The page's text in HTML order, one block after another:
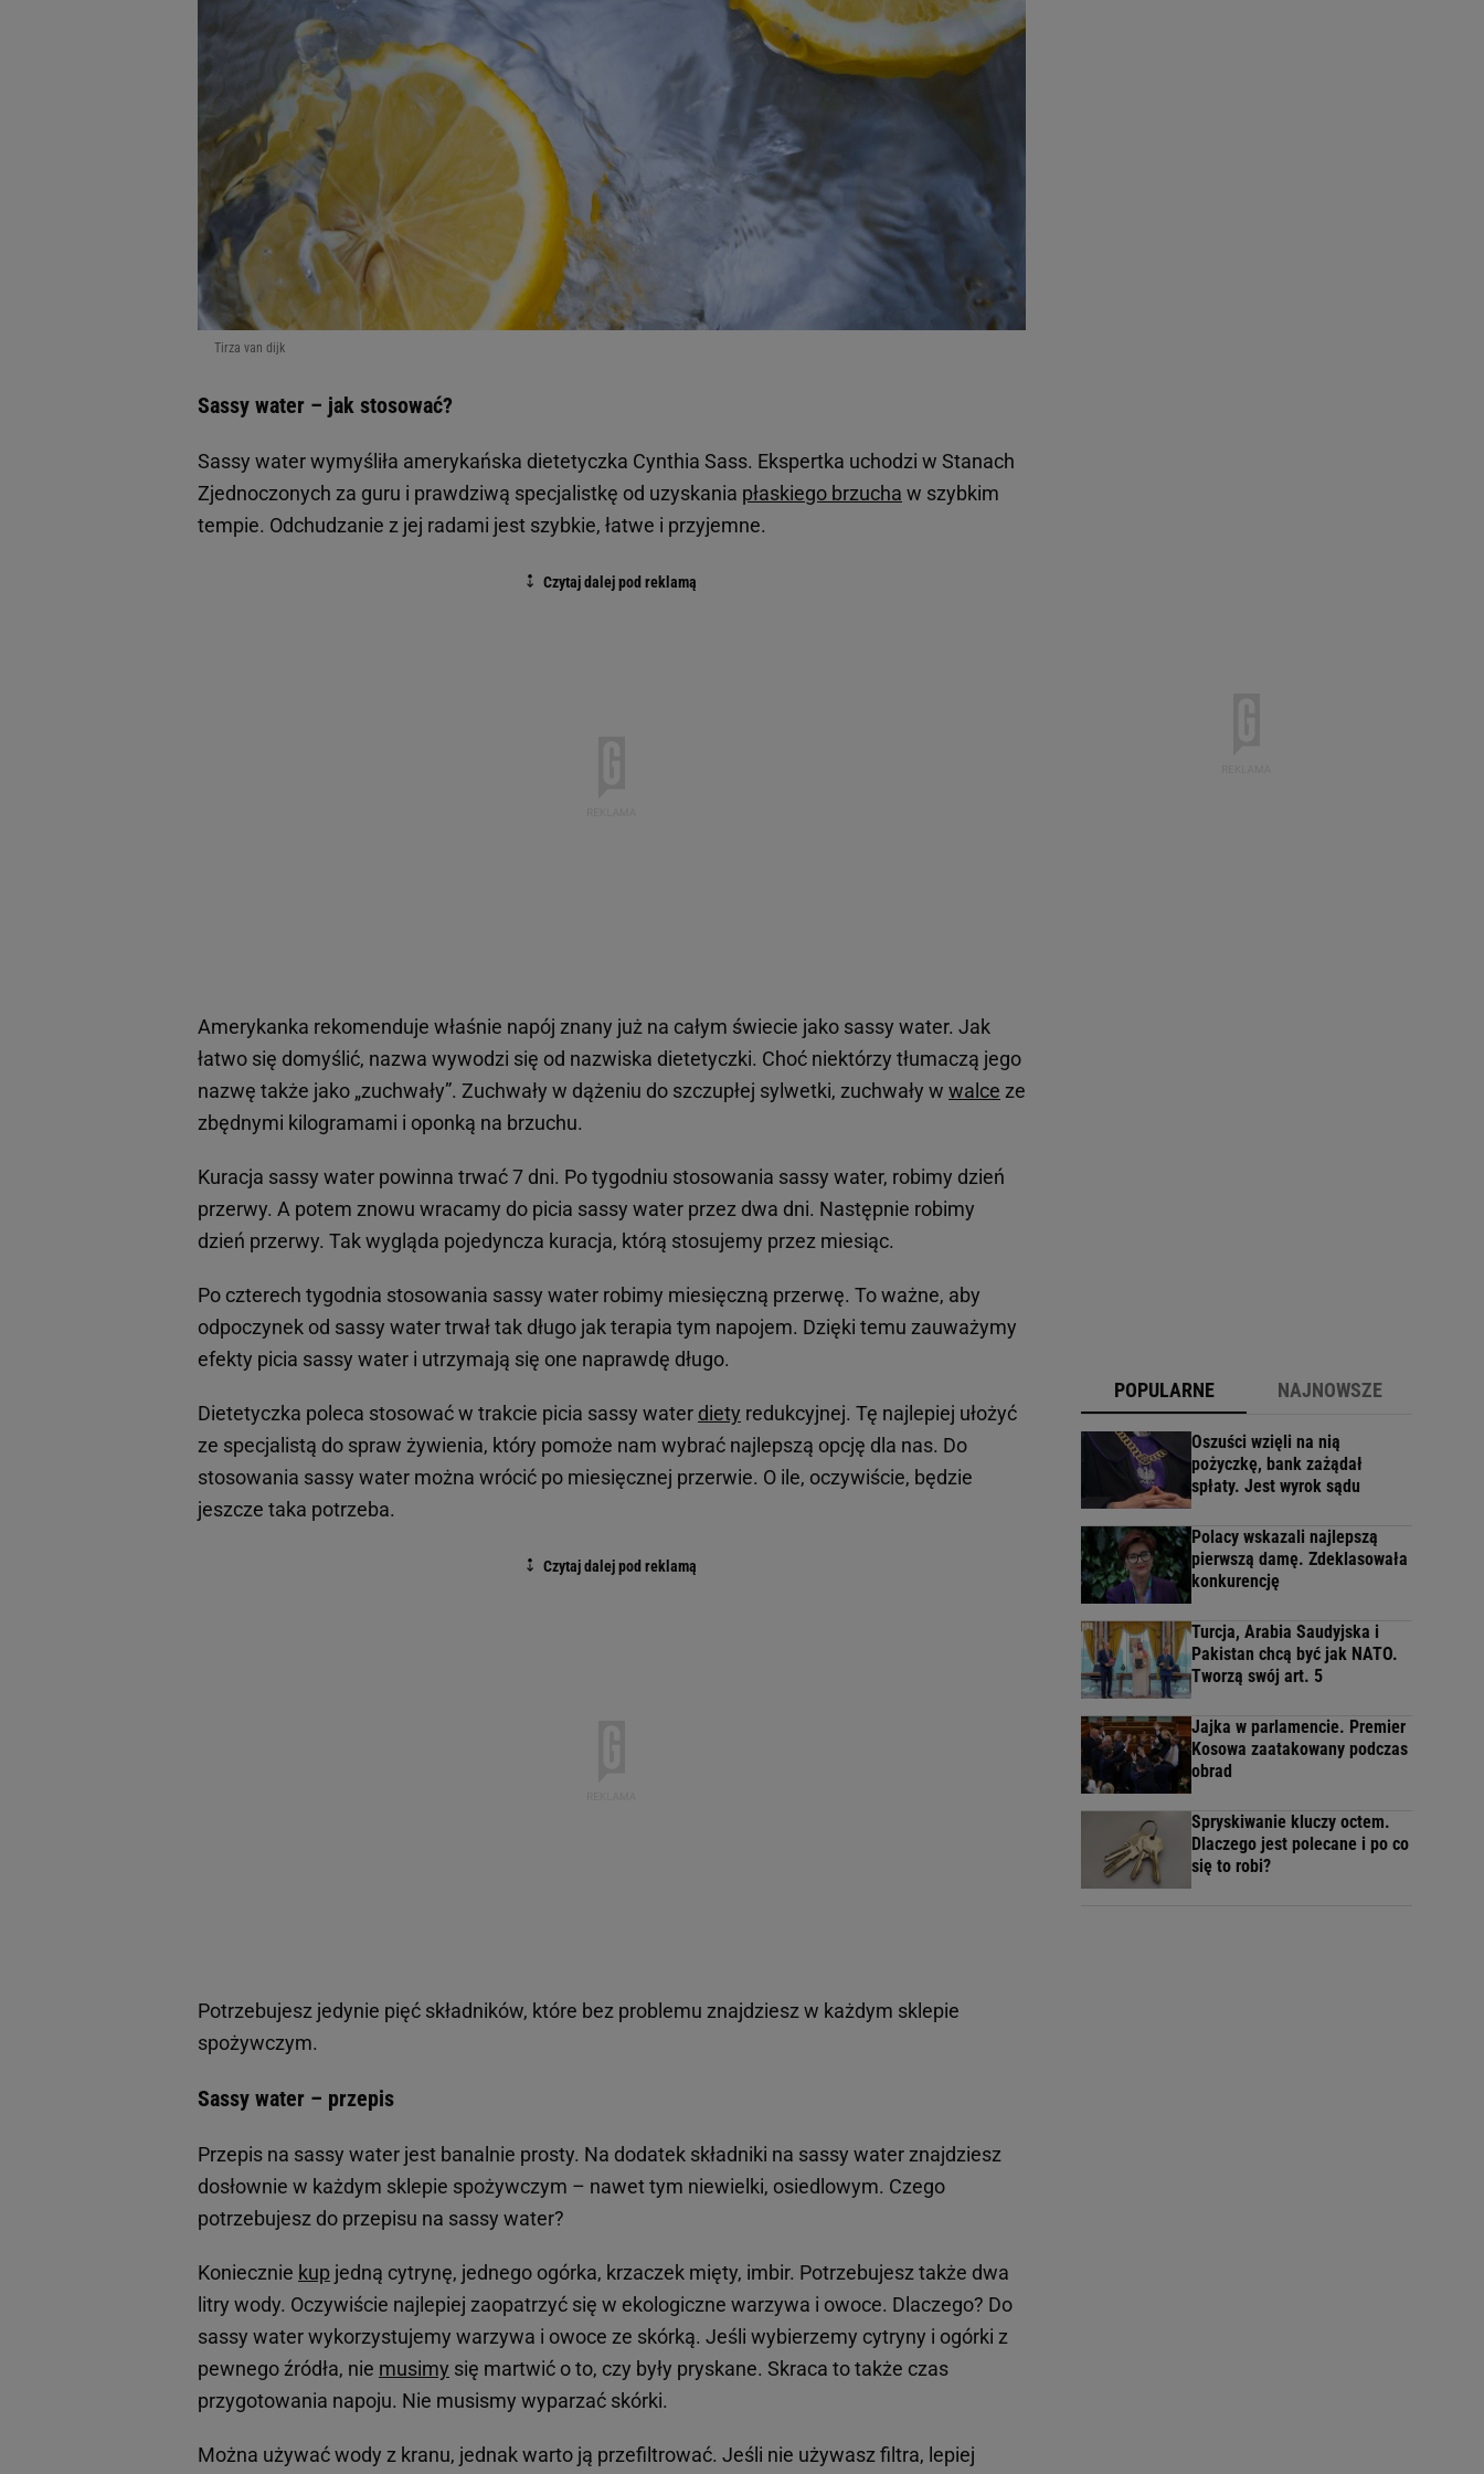
Tirza van dijk
Sassy water – jak stosować?
Sassy water wymyśliła amerykańska dietetyczka Cynthia Sass. Ekspertka uchodzi w Stanach
Zjednoczonych za guru i prawdziwą specjalistkę od uzyskania płaskiego brzucha w szybkim
tempie. Odchudzanie z jej radami jest szybkie, łatwe i przyjemne.
Amerykanka rekomenduje właśnie napój znany już na całym świecie jako sassy water. Jak
łatwo się domyślić, nazwa wywodzi się od nazwiska dietetyczki. Choć niektórzy tłumaczą jego
nazwę także jako „zuchwały”. Zuchwały w dążeniu do szczupłej sylwetki, zuchwały w walce ze
zbędnymi kilogramami i oponką na brzuchu.
Kuracja sassy water powinna trwać 7 dni. Po tygodniu stosowania sassy water, robimy dzień
przerwy. A potem znowu wracamy do picia sassy water przez dwa dni. Następnie robimy
dzień przerwy. Tak wygląda pojedyncza kuracja, którą stosujemy przez miesiąc.
Po czterech tygodnia stosowania sassy water robimy miesięczną przerwę. To ważne, aby
odpoczynek od sassy water trwał tak długo jak terapia tym napojem. Dzięki temu zauważymy
efekty picia sassy water i utrzymają się one naprawdę długo.
Dietetyczka poleca stosować w trakcie picia sassy water diety redukcyjnej. Tę najlepiej ułożyć
ze specjalistą do spraw żywienia, który pomoże nam wybrać najlepszą opcję dla nas. Do
stosowania sassy water można wrócić po miesięcznej przerwie. O ile, oczywiście, będzie
jeszcze taka potrzeba.
Potrzebujesz jedynie pięć składników, które bez problemu znajdziesz w każdym sklepie
spożywczym.
Sassy water – przepis
Przepis na sassy water jest banalnie prosty. Na dodatek składniki na sassy water znajdziesz
dosłownie w każdym sklepie spożywczym – nawet tym niewielki, osiedlowym. Czego
potrzebujesz do przepisu na sassy water?
Koniecznie kup jedną cytrynę, jednego ogórka, krzaczek mięty, imbir. Potrzebujesz także dwa
litry wody. Oczywiście najlepiej zaopatrzyć się w ekologiczne warzywa i owoce. Dlaczego? Do
sassy water wykorzystujemy warzywa i owoce ze skórką. Jeśli wybierzemy cytryny i ogórki z
pewnego źródła, nie musimy się martwić o to, czy były pryskane. Skraca to także czas
przygotowania napoju. Nie musismy wyparzać skórki.
Można używać wody z kranu, jednak warto ją przefiltrować. Jeśli nie używasz filtra, lepiej
POPULARNE NAJNOWSZE
Oszuści wzięli na nią
pożyczkę, bank zażądał
spłaty. Jest wyrok sądu
Polacy wskazali najlepszą
pierwszą damę. Zdeklasowała
konkurencję
Turcja, Arabia Saudyjska i
Pakistan chcą być jak NATO.
Tworzą swój art. 5
Jajka w parlamencie. Premier
Kosowa zaatakowany podczas
obrad
Spryskiwanie kluczy octem.
Dlaczego jest polecane i po co
się to robi?